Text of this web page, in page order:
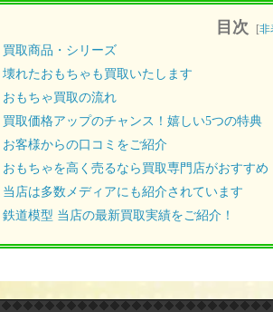
目次 [非
買取商品・シリーズ
壊れたおもちゃも買取いたします
おもちゃ買取の流れ
買取価格アップのチャンス！嬉しい5つの特典
お客様からの口コミをご紹介
おもちゃを高く売るなら買取専門店がおすすめ
当店は多数メディアにも紹介されています
鉄道模型 当店の最新買取実績をご紹介！